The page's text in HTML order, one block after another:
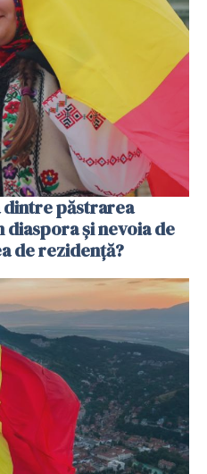
dintre păstrarea
și nevoia de
de rezidență?